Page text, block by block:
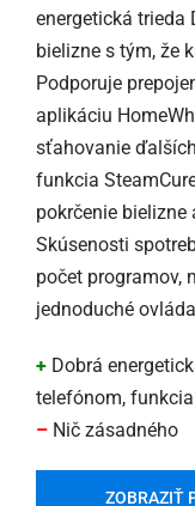
energetická trieda
bielizne s tým, že
Podporuje
aplikáciu
sťahovanie
funkcia
pokrčenie
Skúsenosti
počet programov,
jednoduché
+ Dobrá
telefónom,
– Nič zásadného
ZOBRAZIŤ